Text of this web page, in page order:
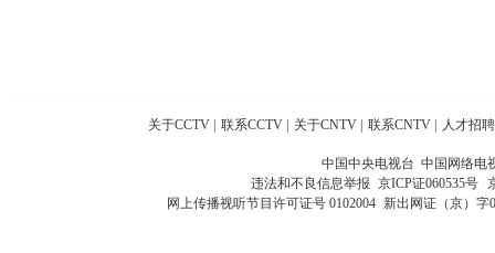
关于CCTV 联系CCTV 关于CNTV 联系CNTV 人才招聘
中国中央电视台 中国网络电
违法和不良信息举报 京ICP证060535号
网上传播视听节目许可证号 0102004 新出网证（京）